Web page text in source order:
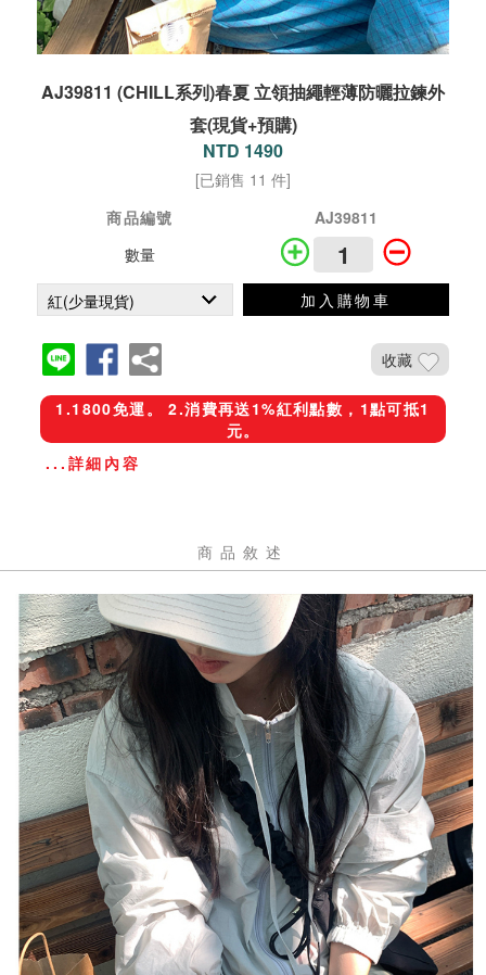
AJ39811 (CHILL系列)春夏 立領抽繩輕薄防曬拉鍊外
套(現貨+預購)
NTD 1490
[已銷售 11 件]
商品編號
AJ39811
數量
加入購物車
收藏
1.1800免運。 2.消費再送1%紅利點數，1點可抵1
元。
...詳細內容
商品敘述